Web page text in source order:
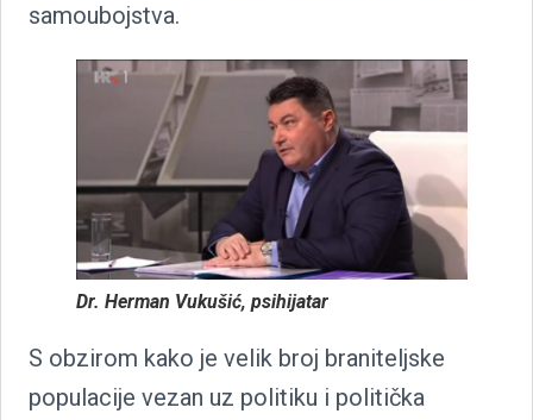
samoubojstva.
Dr. Herman Vukušić, psihijatar
S obzirom kako je velik broj braniteljske
populacije vezan uz politiku i politička